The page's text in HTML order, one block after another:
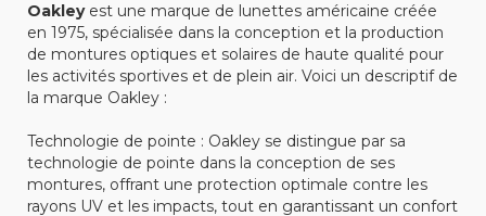
Oakleyest une marque de lunettes américaine créée
en 1975, spécialisée dans la conception et la production
de montures optiques et solaires de haute qualité pour
les activités sportives et de plein air. Voici un descriptif de
la marque Oakley :
Technologie de pointe : Oakley se distingue par sa
technologie de pointe dans la conception de ses
montures, offrant une protection optimale contre les
rayons UV et les impacts, tout en garantissant un confort